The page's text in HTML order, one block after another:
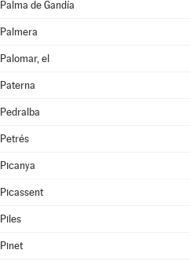
Palma de Gandía
Palmera
Palomar, el
Paterna
Pedralba
Petrés
Picanya
Picassent
Piles
Pinet